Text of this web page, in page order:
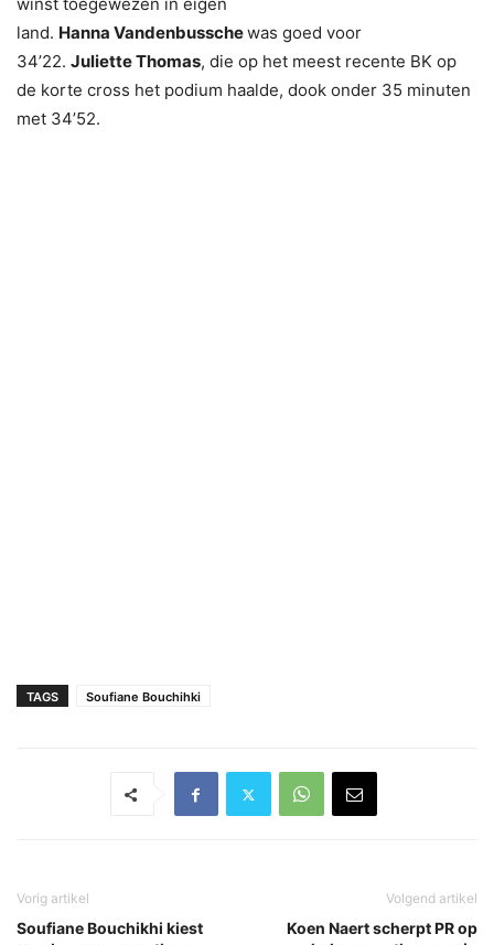
winst toegewezen in eigen
land. Hanna Vandenbusschewas goed voor
34’22. Juliette Thomas, die op het meest recente BK op
de korte cross het podium haalde, dook onder 35 minuten
met 34’52.
TAGS Soufiane Bouchihki
Vorig artikel
Soufiane Bouchikhi kiest
Volgend artikel
Koen Naert scherpt PR op